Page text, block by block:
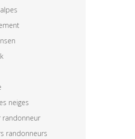
neiges
randonneur
randonneurs